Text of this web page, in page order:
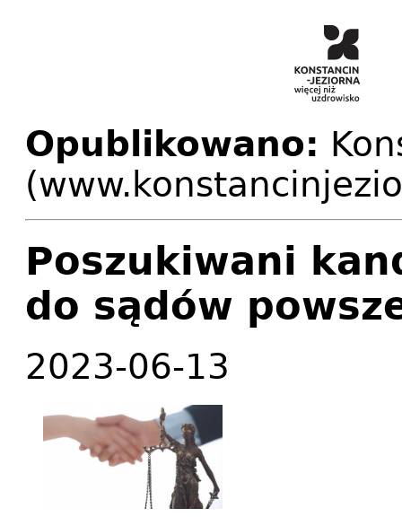
Opublikowano:
Poszukiwani
do sądów
2023-06-13